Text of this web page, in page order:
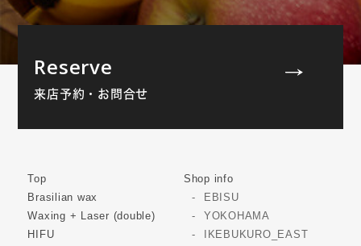
Reserve
来店予約・お問合せ
Top
Brasilian wax
Waxing + Laser (double)
HIFU
Shop info
EBISU
YOKOHAMA
IKEBUKURO_EAST